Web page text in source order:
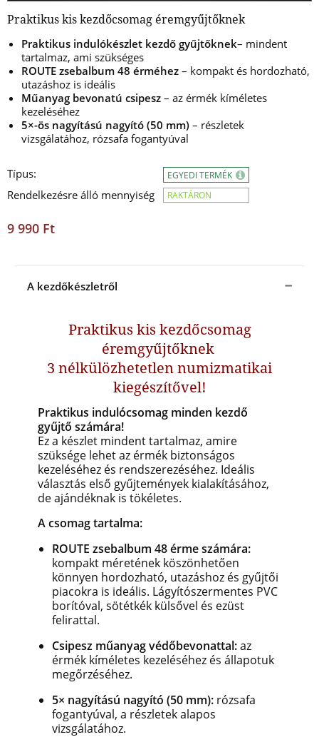
Praktikus kis kezdőcsomag éremgyűjtőknek
Praktikus indulókészlet kezdő gyűjtőknek– mindent
tartalmaz, ami szükséges
ROUTE zsebalbum 48 érméhez – kompakt és hordozható,
utazáshoz is ideális
Műanyag bevonatú csipesz – az érmék kíméletes
kezeléséhez
5×-ös nagyítású nagyító (50 mm) – részletek
vizsgálatához, rózsafa fogantyúval
Típus:
Rendelkezésre álló mennyiség
EGYEDI TERMÉK
RAKTÁRON
9 990 Ft
A kezdőkészletről
Praktikus kis kezdőcsomag
éremgyűjtőknek
3 nélkülözhetetlen numizmatikai
kiegészítővel!
Praktikus indulócsomag minden kezdő
gyűjtő számára!
Ez a készlet mindent tartalmaz, amire
szüksége lehet az érmék biztonságos
kezeléséhez és rendszerezéséhez. Ideális
választás első gyűjtemények kialakításához,
de ajándéknak is tökéletes.
A csomag tartalma:
ROUTE zsebalbum 48 érme számára:
kompakt méretének köszönhetően
könnyen hordozható, utazáshoz és gyűjtői
piacokra is ideális. Lágyítószermentes PVC
borítóval, sötétkék külsővel és ezüst
felirattal.
Csipesz műanyag védőbevonattal:az
érmék kíméletes kezeléséhez és állapotuk
megőrzéséhez.
5× nagyítású nagyító (50 mm): rózsafa
fogantyúval, a részletek alapos
vizsgálatához.